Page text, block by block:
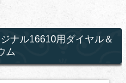
ナル16610用ダイヤル＆
ム